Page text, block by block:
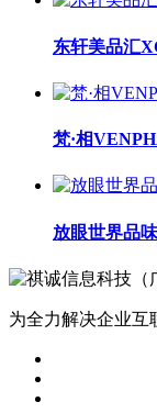
东轩美品汇
梵·相
放眼世界品
为全力解决企业互